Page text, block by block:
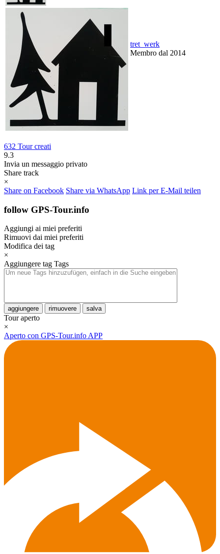
tret_werk
Membro dal 2014
632 Tour creati
9.3
Invia un messaggio privato
Share track
×
Share on Facebook Share via WhatsApp Link per E-Mail teilen
follow GPS-Tour.info
Aggiungi ai miei preferiti
Rimuovi dai miei preferiti
Modifica dei tag
×
Aggiungere tag Tags
aggiungere rimuovere salva
Tour aperto
×
Aperto con GPS-Tour.info APP